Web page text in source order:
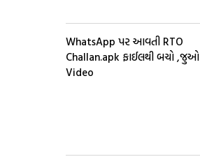
WhatsApp પર આવતી RTO
Challan.apk ફાઈલથી બચો ,જુઓ
Video